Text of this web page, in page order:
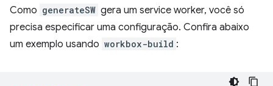
Como generateSW gera um service worker, você só
precisa especificar uma configuração. Confira abaixo
um exemplo usando workbox-build :